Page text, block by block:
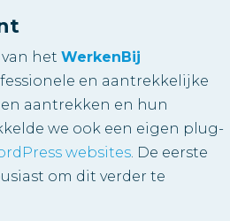
van hetWerkenBij
en aantrekkelijke
aantrekken en hun
we ook een eigen plug-
websites . De eerste
om dit verder te